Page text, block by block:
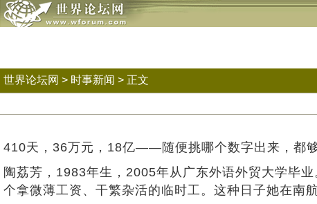
世界论坛网 > 时事新闻 > 正文
410天，36万元，18亿——随便挑哪个数字出来，都
陶荔芳，1983年生，2005年从广东外语外贸大学毕
个拿微薄工资、干繁杂活的临时工。这种日子她在南